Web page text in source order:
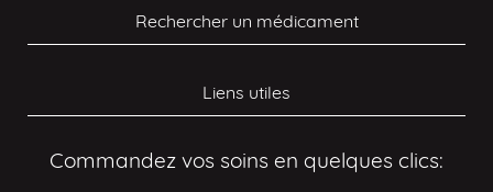
Rechercher un médicament
Liens utiles
Commandez vos soins en quelques clics: